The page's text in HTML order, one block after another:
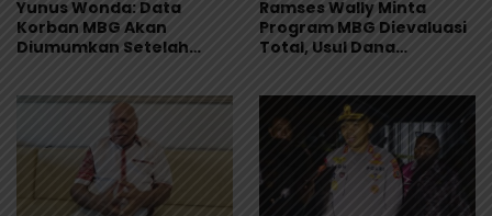
Yunus Wonda: Data
Korban MBG Akan
Diumumkan Setelah
Ramses Wally Minta
Program MBG Dievaluasi
Total, Usul Dana